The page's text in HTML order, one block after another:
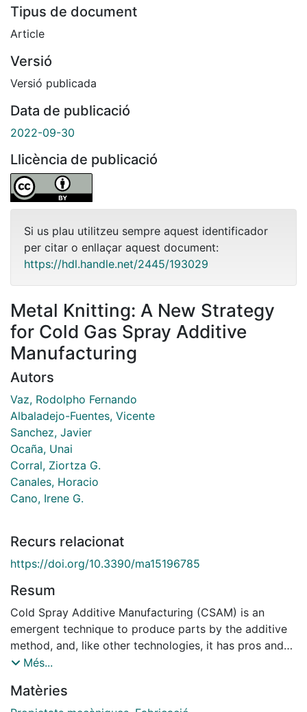
Tipus de document
Article
Versió
Versió publicada
Data de publicació
2022-09-30
Llicència de publicació
Si us plau utilitzeu sempre aquest identificador
per citar o enllaçar aquest document:
https://hdl.handle.net/2445/193029
Metal Knitting: A New Strategy
for Cold Gas Spray Additive
Manufacturing
Autors
Vaz, Rodolpho Fernando
Albaladejo-Fuentes, Vicente
Sanchez, Javier
Ocaña, Unai
Corral, Ziortza G.
Canales, Horacio
Cano, Irene G.
Recurs relacionat
https://doi.org/10.3390/ma15196785
Resum
Cold Spray Additive Manufacturing (CSAM) is an
emergent technique to produce parts by the additive
method, and, like other technologies, it has pros and
cons. Some advantages are using oxygen-sensitive
production due to the high deposition rate, and lower
Més...
Matèries